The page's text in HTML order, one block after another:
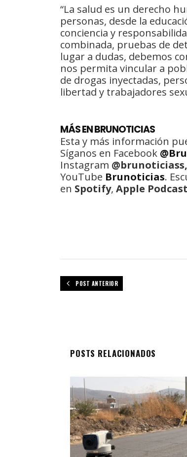
“La salud es un derecho
personas, desde la
conciencia y
combinada, pruebas de
lugar a dudas, debemos
nos permita vincular a
de drogas inyectadas,
libertad y trabajadores
MÁS EN BRUNOTICIAS
Esta y más información
Síganos en Facebook
Instagram @brunoticiass,
YouTube Brunoticias.
en Spotify, Apple Podcast
POST ANTERIOR
POSTS RELACIONADOS